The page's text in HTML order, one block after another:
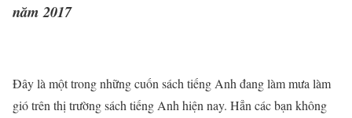
năm 2017
Đây là một trong những cuốn sách tiếng Anh đang làm mưa làm
gió trên thị trường sách tiếng Anh hiện nay. Hẳn các bạn không